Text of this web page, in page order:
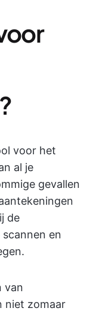
voor het
al je
gevallen
de
en
van
niet zomaar